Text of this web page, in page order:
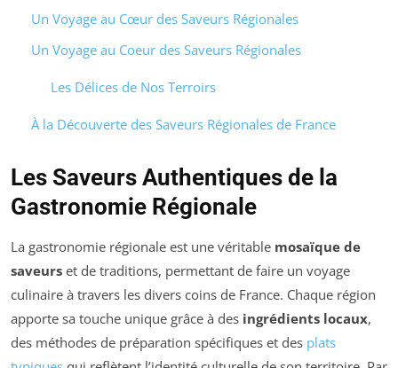
Un Voyage au Cœur des Saveurs Régionales
Un Voyage au Coeur des Saveurs Régionales
Les Délices de Nos Terroirs
À la Découverte des Saveurs Régionales de France
Les Saveurs Authentiques de la
Gastronomie Régionale
La gastronomie régionale est une véritable mosaïque de
saveurs et de traditions, permettant de faire un voyage
culinaire à travers les divers coins de France. Chaque région
apporte sa touche unique grâce à des ingrédients locaux,
des méthodes de préparation spécifiques et des plats